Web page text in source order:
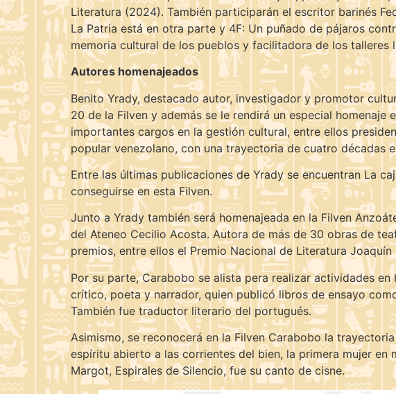
Literatura (2024). También participarán el escritor barinés
La Patria está en otra parte y 4F: Un puñado de pájaros
memoria cultural de los pueblos y facilitadora de los talleres
Autores homenajeados
Benito Yrady, destacado autor, investigador y promotor
20 de la Filven y además se le rendirá un especial
importantes cargos en la gestión cultural, entre ellos
popular venezolano, con una trayectoria de cuatro décadas
Entre las últimas publicaciones de Yrady se encuentran La
conseguirse en esta Filven.
Junto a Yrady también será homenajeada en la Filven
del Ateneo Cecilio Acosta. Autora de más de 30 obras de
premios, entre ellos el Premio Nacional de Literatura
Por su parte, Carabobo se alista pera realizar actividades
crítico, poeta y narrador, quien publicó libros de ensayo
También fue traductor literario del portugués.
Asimismo, se reconocerá en la Filven Carabobo la
espíritu abierto a las corrientes del bien, la primera mujer
Margot, Espirales de Silencio, fue su canto de cisne.